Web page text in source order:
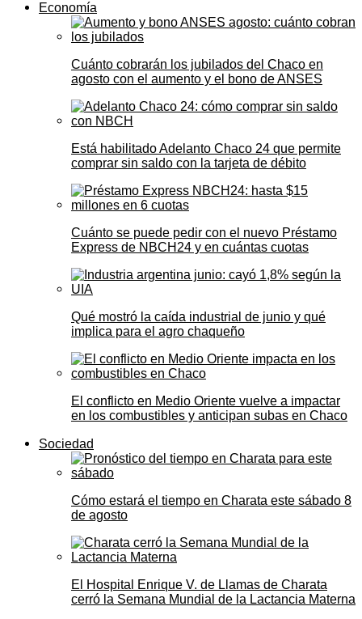
Economía
Cuánto cobrarán los jubilados del Chaco en
agosto con el aumento y el bono de ANSES
Está habilitado Adelanto Chaco 24 que permite
comprar sin saldo con la tarjeta de débito
Cuánto se puede pedir con el nuevo Préstamo
Express de NBCH24 y en cuántas cuotas
Qué mostró la caída industrial de junio y qué
implica para el agro chaqueño
El conflicto en Medio Oriente vuelve a impactar
en los combustibles y anticipan subas en Chaco
Sociedad
Cómo estará el tiempo en Charata este sábado 8
de agosto
El Hospital Enrique V. de Llamas de Charata
cerró la Semana Mundial de la Lactancia Materna